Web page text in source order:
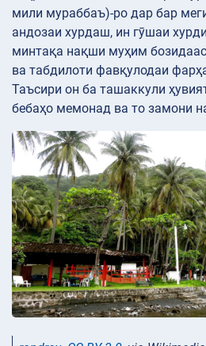
мили мураббаъ)-ро дар бар
андозаи хурдаш, ин гӯшаи
минтақа нақши муҳим
ва табдилоти фавқулодаи
Таъсири он ба ташаккули
бебаҳо мемонад ва то замони